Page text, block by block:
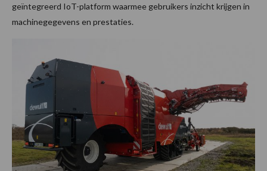
geïntegreerd IoT-platform waarmee gebruikers inzicht krijgen in
machinegegevens en prestaties.